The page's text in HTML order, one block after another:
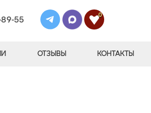
55
0
ОТЗЫВЫ КОНТАКТЫ